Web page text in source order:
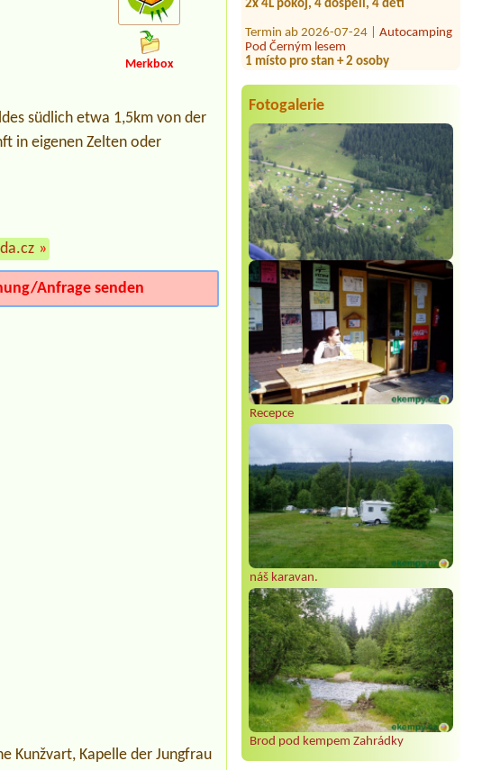
Termin ab 2026-07-24 |Autocamping
1 místo pro stan + 2 osoby
Termin ab 2026-08-08 |Chatová
Termin ab 2026-07-30 |Kemp krásná
Morava
obytné auto, el. přípojka, 2 dospělí +
1 dítě
Termin ab 2026-07-30 |Minikemp
Harta
Chatka 4 osoby
Termin ab 2026-08-07 |Kemp Piraňa
Nechranice
2x places for tent, 3 persons, 1 dog, 1
car
Termin ab 2026-08-02 |
Kemp U
Hrocha
1 stan, 2 osoby
Fotogalerie
Recepce
náš karavan.
Brod pod kempem Zahrádky
Merkbox
südlich etwa 1,5km von der
in eigenen Zelten oder
»
Anfrage senden
Kunžvart, Kapelle der Jungfrau